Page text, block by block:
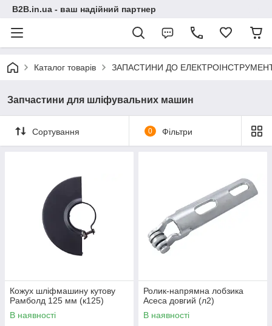
B2B.in.ua - ваш надійний партнер
Каталог товарів ЗАПАСТИНИ ДО
Запчастини для шліфувальних машин
Сортування 0 Фільтри
Кожух шліфмашину кутову
Рамболд 125 мм (к125)
В наявності
Ролик-напрямна лобзика
Асеса довгий (л2)
В наявності